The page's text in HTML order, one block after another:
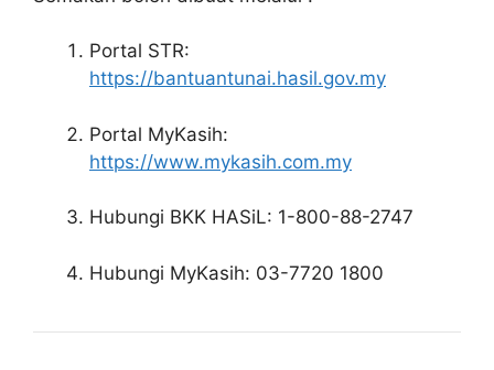
Portal STR:
https://bantuantunai.hasil.gov.my
Portal MyKasih:
https://www.mykasih.com.my
Hubungi BKK HASiL: 1-800-88-2747
Hubungi MyKasih: 03-7720 1800